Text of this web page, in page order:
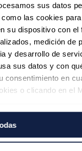
sus datos
las cookies para
su dispositivo con el
medición de
y desarrollo de
sus datos y con
consentimiento en
o clicando en el
ubicación geográfica
millones
movilidad